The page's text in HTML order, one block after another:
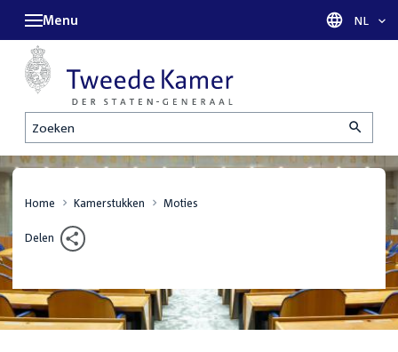
Zoeken
Menu Taal
NL
Home Kamerstukken Moties
Delen